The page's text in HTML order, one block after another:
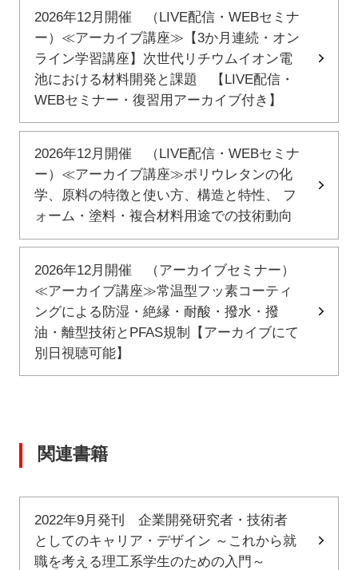
2026年12月開催 （LIVE配信・WEBセミナ
ー）≪アーカイブ講座≫【3か月連続・オン
ライン学習講座】次世代リチウムイオン電
池における材料開発と課題 【LIVE配信・
WEBセミナー・復習用アーカイブ付き】
2026年12月開催 （LIVE配信・WEBセミナ
ー）≪アーカイブ講座≫ポリウレタンの化
学、原料の特徴と使い方、構造と特性、 フ
ォーム・塗料・複合材料用途での技術動向
2026年12月開催 （アーカイブセミナー）
≪アーカイブ講座≫常温型フッ素コーティ
ングによる防湿・絶縁・耐酸・撥水・撥
油・離型技術とPFAS規制【アーカイブにて
別日視聴可能】
関連書籍
2022年9月発刊 企業開発研究者・技術者
としてのキャリア・デザイン ～これから就
職を考える理工系学生のための入門～